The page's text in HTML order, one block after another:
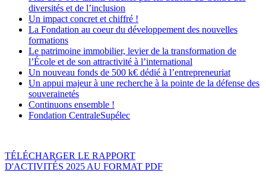
diversités et de l’inclusion
Un impact concret et chiffré !
La Fondation au coeur du développement des nouvelles
formations
Le patrimoine immobilier, levier de la transformation de
l’École et de son attractivité à l’international
Un nouveau fonds de 500 k€ dédié à l’entrepreneuriat
Un appui majeur à une recherche à la pointe de la défense des
souverainetés
Continuons ensemble !
Fondation CentraleSupélec
TÉLÉCHARGER LE RAPPORT
D'ACTIVITÉS 2025 AU FORMAT PDF